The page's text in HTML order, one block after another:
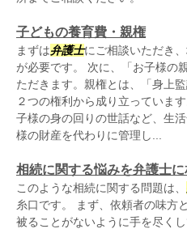
子どもの養育費・親権
まずは弁護士にご相談いただき
が必要です。 次に、「お子様の
ただきます。親権とは、「身上
２つの権利から成り立っていま
子様の身の回りの世話など、生
様の財産を代わりに管理し...
相続に関する悩みを弁護士
このような相続に関する問題は、
糸口です。 まず、依頼者の味方
被ることがないように手を尽く